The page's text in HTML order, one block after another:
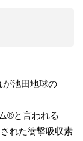
が池田地球の
®と言われる
れた衝撃吸収素